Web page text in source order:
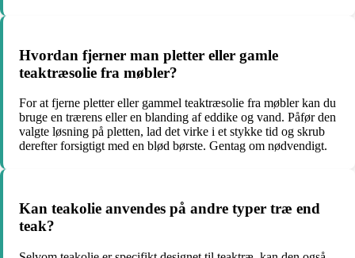
Hvordan fjerner man pletter eller gamle
teaktræsolie fra møbler?
For at fjerne pletter eller gammel teaktræsolie fra møbler kan du
bruge en trærens eller en blanding af eddike og vand. Påfør den
valgte løsning på pletten, lad det virke i et stykke tid og skrub
derefter forsigtigt med en blød børste. Gentag om nødvendigt.
Kan teakolie anvendes på andre typer træ end
teak?